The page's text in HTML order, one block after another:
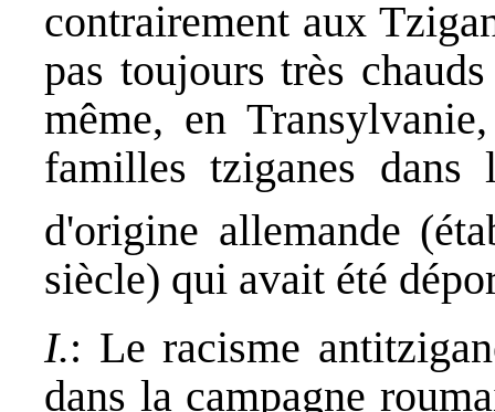
contrairement aux
pas toujours très
même, en
familles tziganes dans
d'origine allemande
siècle) qui avait été
I.: Le racisme
dans la campagne